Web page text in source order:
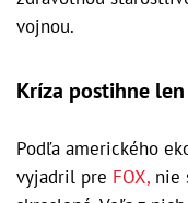
vojnou.
Kríza postihne
Podľa amerického
vyjadril pre FOX, nie